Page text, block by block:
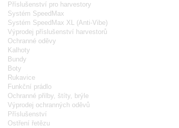
Příslušenství pro harvestory
Systém SpeedMax
Systém SpeedMax XL (Anti-Vibe)
Výprodej příslušenství harvestorů
Ochranné oděvy
Kalhoty
Bundy
Boty
Rukavice
Funkční prádlo
Ochranné přilby, štíty, brýle
Výprodej ochranných oděvů
Příslušenství
Ostření řetězu